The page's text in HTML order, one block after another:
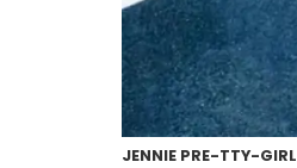
JENNIE PRE-TTY-GIRL